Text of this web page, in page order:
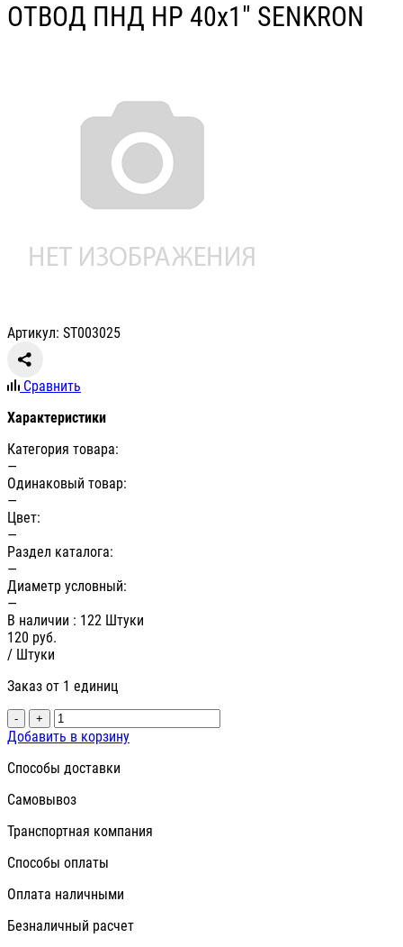
ОТВОД ПНД НР 40х1" SENKRON
Артикул: ST003025
Сравнить
Характеристики
Категория товара:
—
Одинаковый товар:
—
Цвет:
—
Раздел каталога:
—
Диаметр условный:
—
В наличии : 122 Штуки
120 руб.
/ Штуки
Заказ от 1 единиц
- +
Добавить в корзину
Способы доставки
Самовывоз
Транспортная компания
Способы оплаты
Оплата наличными
Безналичный расчет